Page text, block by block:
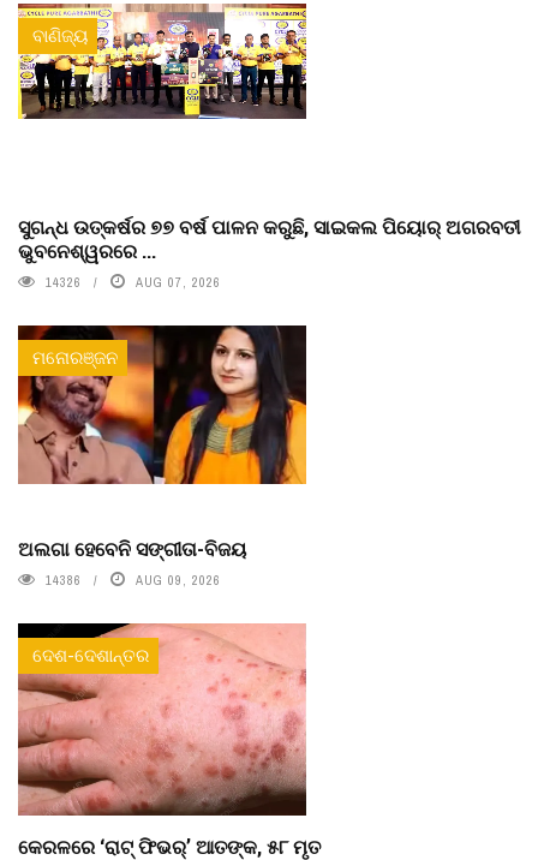
ବାଣିଜ୍ୟ
ସୁଗନ୍ଧ ଉତ୍କର୍ଷର ୭୭ ବର୍ଷ ପାଳନ କରୁଛି, ସାଇକଲ ପିୟୋର୍‌ ଅଗରବତୀ
ଭୁବନେଶ୍ୱରରେ ...
14326 AUG 07, 2026
ମନୋରଞ୍ଜନ
ଅଲଗା ହେବେନି ସଙ୍ଗୀତା-ବିଜୟ
14386 AUG 09, 2026
ଦେଶ-ଦେଶାନ୍ତର
କେରଳରେ ‘ରାଟ୍ ଫିଭର୍’ ଆତଙ୍କ, ୫୮ ମୃତ